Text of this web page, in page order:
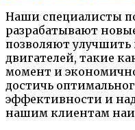
Наши специалисты
разрабатывают
позволяют улучшить
двигателей, такие
момент и
достичь
эффективности и
нашим клиентам